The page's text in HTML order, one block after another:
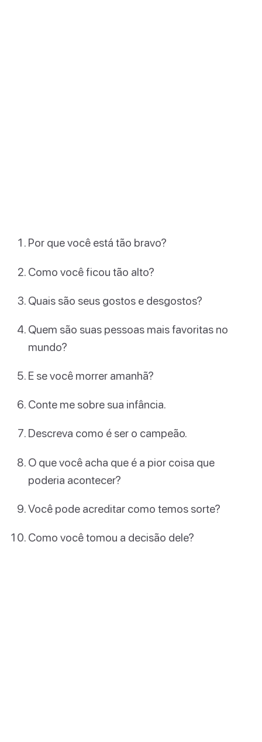
Por que você está tão bravo?
Como você ficou tão alto?
Quais são seus gostos e desgostos?
Quem são suas pessoas mais favoritas no
mundo?
E se você morrer amanhã?
Conte me sobre sua infância.
Descreva como é ser o campeão.
O que você acha que é a pior coisa que
poderia acontecer?
Você pode acreditar como temos sorte?
Como você tomou a decisão dele?